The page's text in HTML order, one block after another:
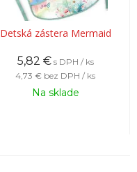
Detská zástera Mermaid
5,82 € s DPH / ks
4,73 € bez DPH / ks
Na sklade